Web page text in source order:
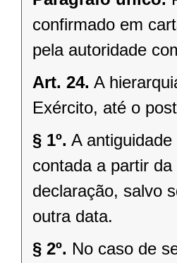
confirmado em
pela autoridade
Art. 24. A
Exército, até o
§ 1º. A
contada a partir
declaração, salvo
outra data.
§ 2º. No caso de